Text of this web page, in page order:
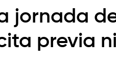
jornada
previa